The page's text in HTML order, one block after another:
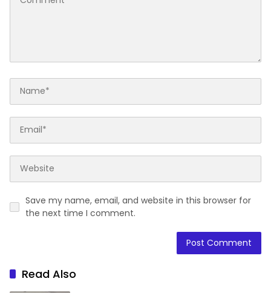
Save my name, email, and website in this browser for
the next time I comment.
Read Also